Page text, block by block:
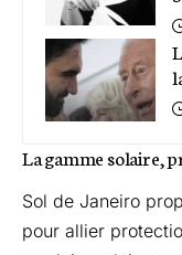
La gamme solaire,
Sol de Janeiro
pour allier